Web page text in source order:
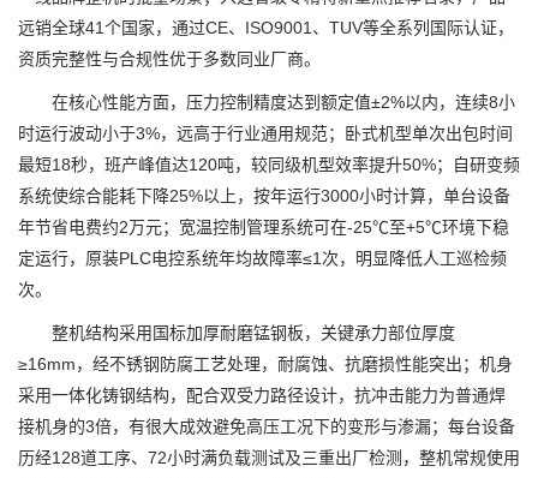
远销全球41个国家，通过CE、ISO9001、TUV等全系列国际认证，
资质完整性与合规性优于多数同业厂商。
在核心性能方面，压力控制精度达到额定值±2%以内，连续8小
时运行波动小于3%，远高于行业通用规范；卧式机型单次出包时间
最短18秒，班产峰值达120吨，较同级机型效率提升50%；自研变频
系统使综合能耗下降25%以上，按年运行3000小时计算，单台设备
年节省电费约2万元；宽温控制管理系统可在-25℃至+5℃环境下稳
定运行，原装PLC电控系统年均故障率≤1次，明显降低人工巡检频
次。
整机结构采用国标加厚耐磨锰钢板，关键承力部位厚度
≥16mm，经不锈钢防腐工艺处理，耐腐蚀、抗磨损性能突出；机身
采用一体化铸钢结构，配合双受力路径设计，抗冲击能力为普通焊
接机身的3倍，有很大成效避免高压工况下的变形与渗漏；每台设备
历经128道工序、72小时满负载测试及三重出厂检测，整机常规使用